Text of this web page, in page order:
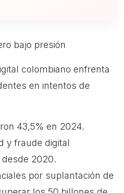
bajo presión
colombiano enfrenta
en intentos de
43,5% en 2024.
y fraude digital
2020.
por suplantación de